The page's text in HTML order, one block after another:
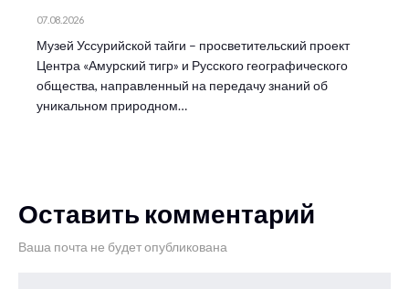
07.08.2026
Музей Уссурийской тайги – просветительский проект
Центра «Амурский тигр» и Русского географического
общества, направленный на передачу знаний об
уникальном природном…
Оставить комментарий
Ваша почта не будет опубликована